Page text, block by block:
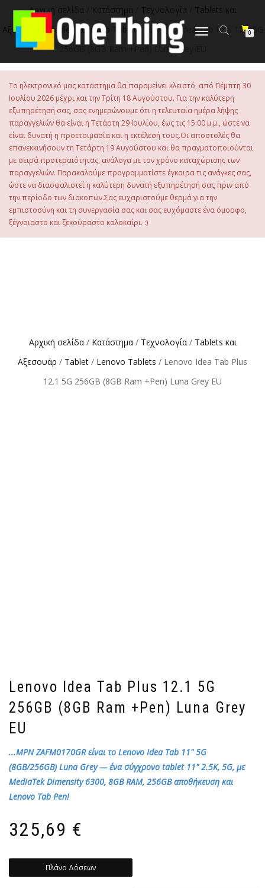
περιεχόμενο
Εναλλαγή
0
Αρχική σελίδα Κατάστημα Τεχνολογία
Tablets και
Αξεσουάρ
Tablet /Lenovo Tablets/ Lenovo Idea Tab Plus 12.1 5G
256GB (8GB Ram +Pen) Luna Grey EU
Το ηλεκτρονικό μας κατάστημα θα παραμείνει κλειστό, από Πέμπτη 30
Ιουλίου 2026 μέχρι και την Τρίτη 18 Αυγούστου. Για την καλύτερη
εξυπηρέτησή σας, σας ενημερώνουμε ότι η τελευταία ημέρα λήψης
παραγγελιών θα είναι η Τετάρτη 29 Ιουλίου, έως τις 15:00 μ.μ., ώστε να
είναι δυνατή η προετοιμασία και η εκτέλεσή τους.Οι αποστολές θα
επανεκκινήσουν τη Τετάρτη 19 Αυγούστου και θα πραγματοποιούνται
με σειρά προτεραιότητας, ανάλογα με τον χρόνο καταχώρισης των
παραγγελιών. Παρακαλούμε προγραμματίστε έγκαιρα τις ανάγκες σας,
ώστε να διασφαλιστεί η καλύτερη δυνατή εξυπηρέτησή σας πριν από
την περίοδο των διακοπών.Σας ευχαριστούμε θερμά για την
εμπιστοσύνη και τη συνεργασία σας και σας ευχόμαστε ένα όμορφο,
ξέγνοιαστο και ξεκούραστο καλοκαίρι. :)
Αρχική σελίδα/ Κατάστημα/ Τεχνολογία/ Tablets και
Αξεσουάρ / Tablet / Lenovo Tablets / Lenovo Idea Tab Plus
12.1 5G 256GB (8GB Ram +Pen) Luna Grey EU
Lenovo Idea Tab Plus 12.1 5G
256GB (8GB Ram +Pen) Luna Grey
EU
...MPN ZAFM0170GR είναι το Lenovo Idea Tab 11" 5G
(8GB/256GB) Luna Grey — ένα σύγχρονο tablet 11" 2.5K, 5G, με
MediaTek Dimensity 6300, 8GB RAM, 256GB αποθήκευση και
Lenovo Tab Pen!
325,69 €
Πλάνο Δόσεων